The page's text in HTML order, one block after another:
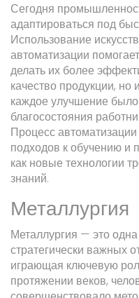
Сегодня
адаптироваться под
Использование
автоматизации
делать их более
качество продукции,
каждое улучшение
благосостояния
Процесс
подходов к обучению и
как новые технологии
знаний.
Металлургия
Металлургия — это
стратегически важных
играющая ключевую
протяжении веков,